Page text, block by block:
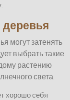
могут затенять
выбрать такие
растению
света.
хорошо себя